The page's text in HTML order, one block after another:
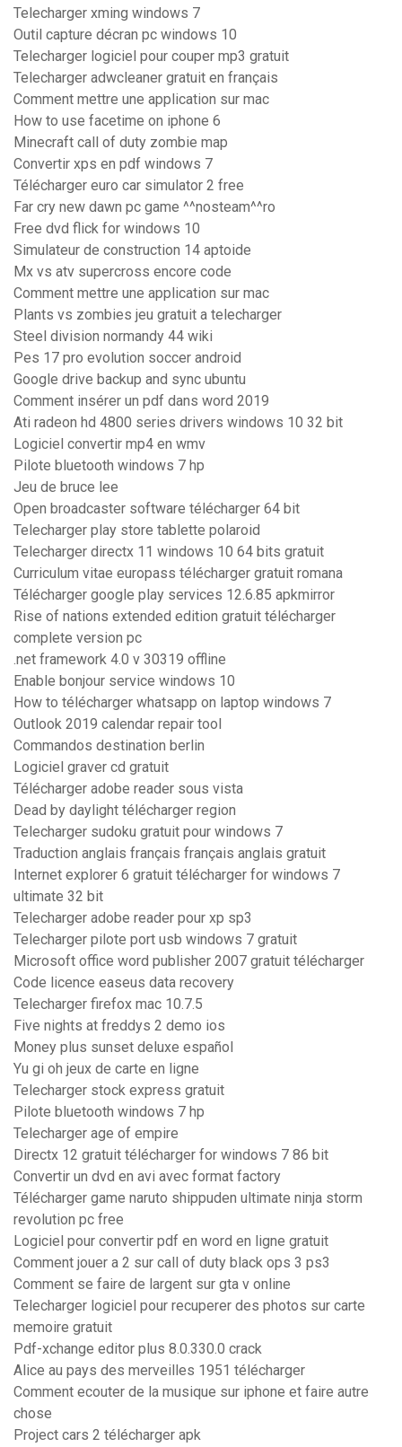
Telecharger xming windows 7
Outil capture décran pc windows 10
Telecharger logiciel pour couper mp3 gratuit
Telecharger adwcleaner gratuit en français
Comment mettre une application sur mac
How to use facetime on iphone 6
Minecraft call of duty zombie map
Convertir xps en pdf windows 7
Télécharger euro car simulator 2 free
Far cry new dawn pc game ^^nosteam^^ro
Free dvd flick for windows 10
Simulateur de construction 14 aptoide
Mx vs atv supercross encore code
Comment mettre une application sur mac
Plants vs zombies jeu gratuit a telecharger
Steel division normandy 44 wiki
Pes 17 pro evolution soccer android
Google drive backup and sync ubuntu
Comment insérer un pdf dans word 2019
Ati radeon hd 4800 series drivers windows 10 32 bit
Logiciel convertir mp4 en wmv
Pilote bluetooth windows 7 hp
Jeu de bruce lee
Open broadcaster software télécharger 64 bit
Telecharger play store tablette polaroid
Telecharger directx 11 windows 10 64 bits gratuit
Curriculum vitae europass télécharger gratuit romana
Télécharger google play services 12.6.85 apkmirror
Rise of nations extended edition gratuit télécharger
complete version pc
.net framework 4.0 v 30319 offline
Enable bonjour service windows 10
How to télécharger whatsapp on laptop windows 7
Outlook 2019 calendar repair tool
Commandos destination berlin
Logiciel graver cd gratuit
Télécharger adobe reader sous vista
Dead by daylight télécharger region
Telecharger sudoku gratuit pour windows 7
Traduction anglais français français anglais gratuit
Internet explorer 6 gratuit télécharger for windows 7
ultimate 32 bit
Telecharger adobe reader pour xp sp3
Telecharger pilote port usb windows 7 gratuit
Microsoft office word publisher 2007 gratuit télécharger
Code licence easeus data recovery
Telecharger firefox mac 10.7.5
Five nights at freddys 2 demo ios
Money plus sunset deluxe español
Yu gi oh jeux de carte en ligne
Telecharger stock express gratuit
Pilote bluetooth windows 7 hp
Telecharger age of empire
Directx 12 gratuit télécharger for windows 7 86 bit
Convertir un dvd en avi avec format factory
Télécharger game naruto shippuden ultimate ninja storm
revolution pc free
Logiciel pour convertir pdf en word en ligne gratuit
Comment jouer a 2 sur call of duty black ops 3 ps3
Comment se faire de largent sur gta v online
Telecharger logiciel pour recuperer des photos sur carte
memoire gratuit
Pdf-xchange editor plus 8.0.330.0 crack
Alice au pays des merveilles 1951 télécharger
Comment ecouter de la musique sur iphone et faire autre
chose
Project cars 2 télécharger apk